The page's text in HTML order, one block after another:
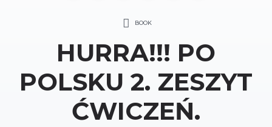
BOOK
HURRA!!! PO
POLSKU 2. ZESZYT
ĆWICZEŃ.